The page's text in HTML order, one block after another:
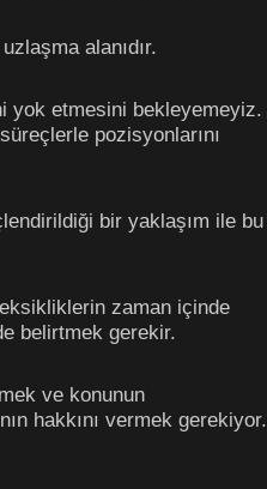
alanıdır.
yok etmesini bekleyemeyiz.
pozisyonlarını
bir yaklaşım ile bu
zaman içinde
belirtmek gerekir.
ve konunun
hakkını vermek gerekiyor.